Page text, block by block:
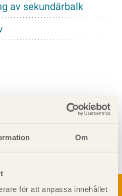
Om
för att anpassa innehållet
av sekundärbalk